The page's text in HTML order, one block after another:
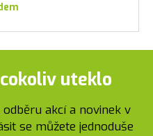
cokoliv uteklo
akcí a novinek v
se můžete jednoduše